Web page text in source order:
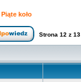
Piąte koło
Strona 12 z 13